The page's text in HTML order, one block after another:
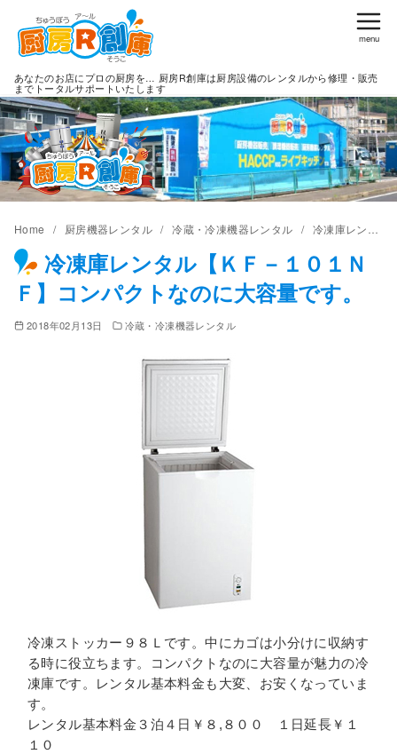
ツ
へ
移
動
あなたのお店にプロの厨房を… 厨房R創庫は厨房設備のレンタルから修理・販売
までトータルサポートいたします
Home 厨房機器レンタル 冷蔵・冷凍機器レンタル 冷凍庫レンタル【ＫＦ－１０１ＮＦ】コンパクトなのに大容量です。
冷凍庫レンタル【ＫＦ－１０１Ｎ
Ｆ】コンパクトなのに大容量です。
2018年02月13日 冷蔵・冷凍機器レンタル
冷凍ストッカー９８Ｌです。中にカゴは小分けに収納す
る時に役立ちます。コンパクトなのに大容量が魅力の冷
凍庫です。レンタル基本料金も大変、お安くなっていま
す。
レンタル基本料金３泊４日￥８,８００ １日延長￥１
１０